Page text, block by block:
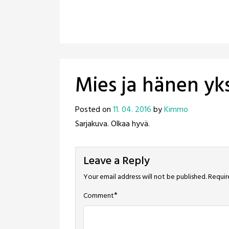
Mies ja hänen
Posted on11. 04. 2016byKimmo
Sarjakuva. Olkaa hyvä.
Leave a Reply
Your email address will not be published.
Comment*